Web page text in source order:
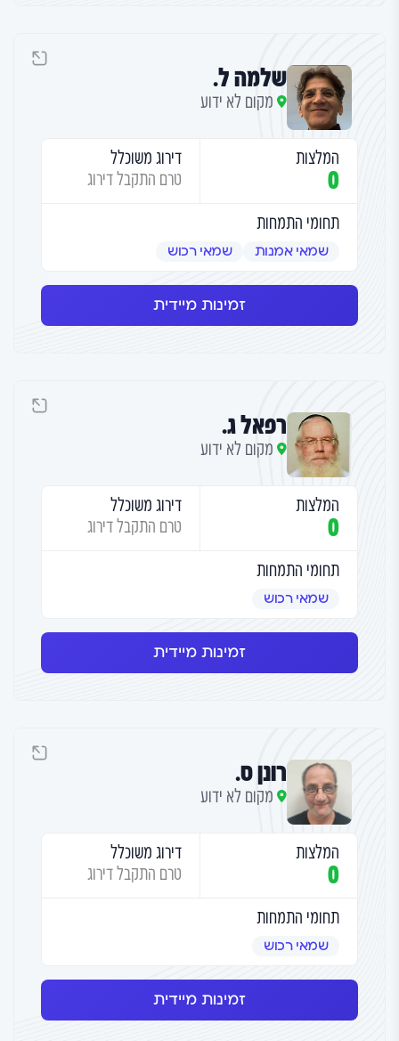
שלמה ל.
מקום לא ידוע
המלצות
0
דירוג משוכלל
טרם התקבל דירוג
תחומי התמחות
שמאי אמנות שמאי רכוש
זמינות מיידית
רפאל ג.
מקום לא ידוע
המלצות
0
דירוג משוכלל
טרם התקבל דירוג
תחומי התמחות
שמאי רכוש
זמינות מיידית
רונן ס.
מקום לא ידוע
המלצות
0
דירוג משוכלל
טרם התקבל דירוג
תחומי התמחות
שמאי רכוש
זמינות מיידית